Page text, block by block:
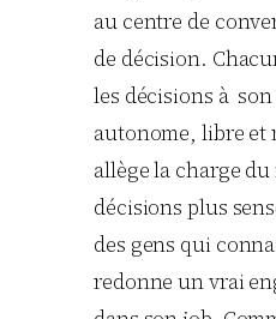
au centre de
de décision.
les décisions à
autonome, libre et
allège la charge
décisions plus
des gens qui
redonne un vrai